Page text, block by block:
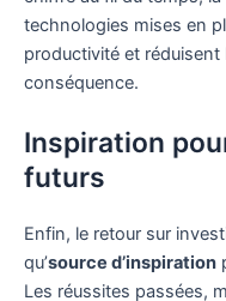
technologies mises en
productivité et réduisent
conséquence.
Inspiration
futurs
Enfin, le retour sur
qu’source d’inspiration
Les réussites passées,